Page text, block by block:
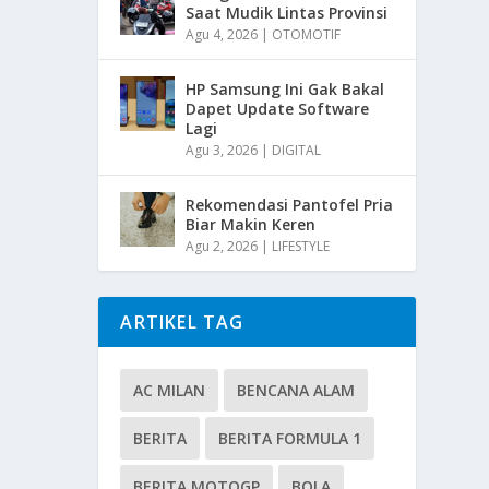
Saat Mudik Lintas Provinsi
Agu 4, 2026 | OTOMOTIF
HP Samsung Ini Gak Bakal
Dapet Update Software
Lagi
Agu 3, 2026 | DIGITAL
Rekomendasi Pantofel Pria
Biar Makin Keren
Agu 2, 2026 | LIFESTYLE
ARTIKEL TAG
AC MILAN BENCANA ALAM
BERITA BERITA FORMULA 1